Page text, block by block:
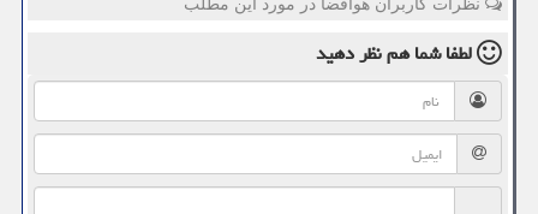
نظرات کاربران هوافضا در مورد این مطلب
لطفا شما همنظر دهید